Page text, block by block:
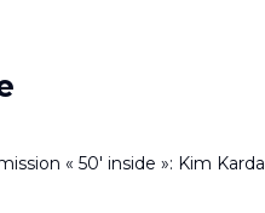
« 50′ inside »: Kim